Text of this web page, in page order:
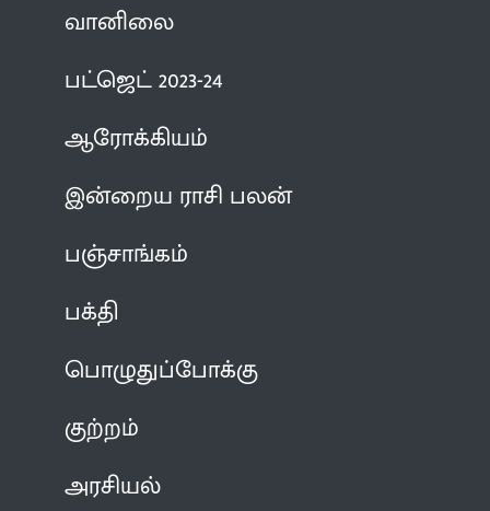
வானிலை
பட்ஜெட் 2023-24
ஆரோக்கியம்
இன்றைய ராசி பலன்
பஞ்சாங்கம்
பக்தி
பொழுதுப்போக்கு
குற்றம்
அரசியல்